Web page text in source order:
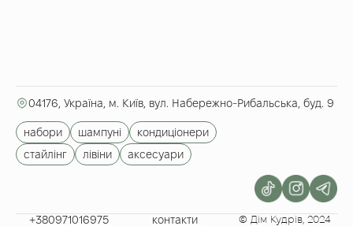
04176, Україна, м. Київ, вул. Набережно-Рибальська, буд. 9
набори шампуні
кондиціонери
стайлінг
лівіни аксесуари
+380971016975​
контакти
© Дім Кудрів, 2024